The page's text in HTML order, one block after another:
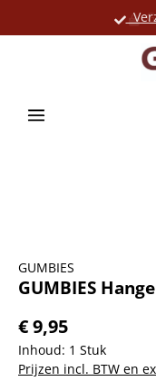
GUMBIES
GUMBIES
€ 9,95
Inhoud: 1 Stuk
Prijzen incl. BTW en